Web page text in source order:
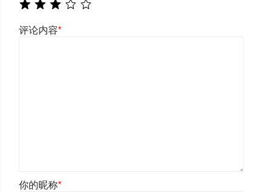
评论内容*
你的昵称*